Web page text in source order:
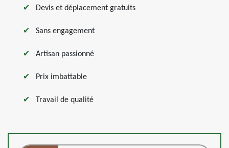
Devis et déplacement gratuits
Sans engagement
Artisan passionné
Prix imbattable
Travail de qualité